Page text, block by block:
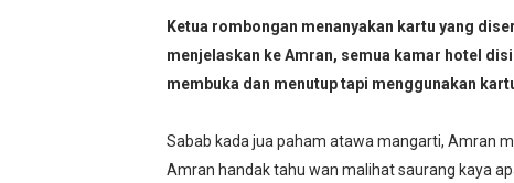
Ketua rombongan menanyakan kartu yang
menjelaskan ke Amran, semua kamar hotel
membuka dan menutup tapi menggunakan
Sabab kada jua paham atawa mangarti, Amran
Amran handak tahu wan malihat saurang kaya